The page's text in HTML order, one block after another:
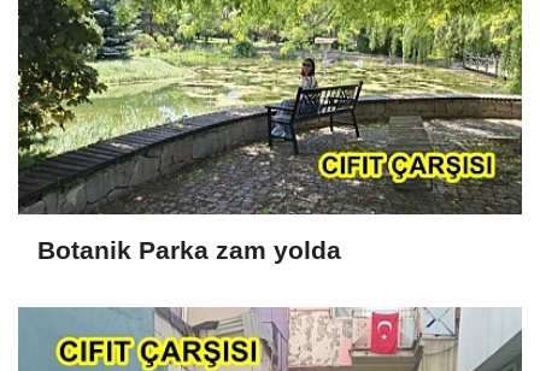
Botanik Parka zam yolda